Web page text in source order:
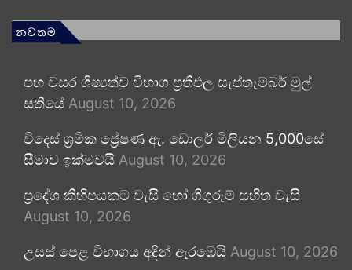
නවතම
පහ වසර ශිෂ්‍යත්ව විභාග ප්‍රතිඵල සැප්තැම්බර් මුල්
සතියේ August 10, 2026
විදෙස් ශ්‍රමික ප්‍රේෂණ ඇ. ඩොලර් මිලියන 5,000සේ
සීමාව ඉක්මවයි August 10, 2026
ප්‍රදේශ කිහිපයකට වැසි හෝ ගිගුරුම් සහිත වැසි
August 10, 2026
උසස් පෙළ විභාගය අදින් ඇරඹෙයි August 10, 2026